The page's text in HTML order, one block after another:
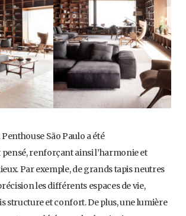
São Paulo a été
renforçant ainsi l’harmonie et
Par exemple, de grands tapis neutres
les différents espaces de vie,
structure et confort. De plus, une lumière